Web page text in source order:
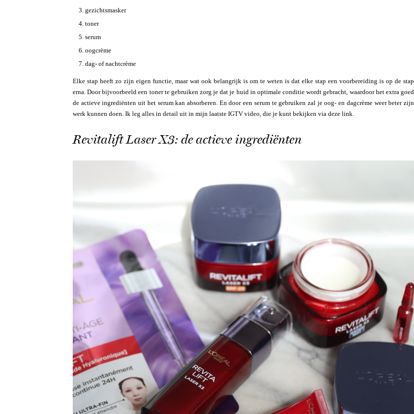
gezichtsmasker
toner
serum
oogcrème
dag- of nachtcrème
Elke stap heeft zo zijn eigen functie, maar wat ook belangrijk is om te weten is dat elke stap een voorbereiding is op de stap
erna. Door bijvoorbeeld een toner te gebruiken zorg je dat je huid in optimale conditie wordt gebracht, waardoor het extra goed
de actieve ingrediënten uit het serum kan absorberen. En door een serum te gebruiken zal je oog- en dagcrème weer beter zijn
werk kunnen doen. Ik leg alles in detail uit in mijn laatste IGTV video, die je kunt bekijken via deze link.
Revitalift Laser X3: de actieve ingrediënten